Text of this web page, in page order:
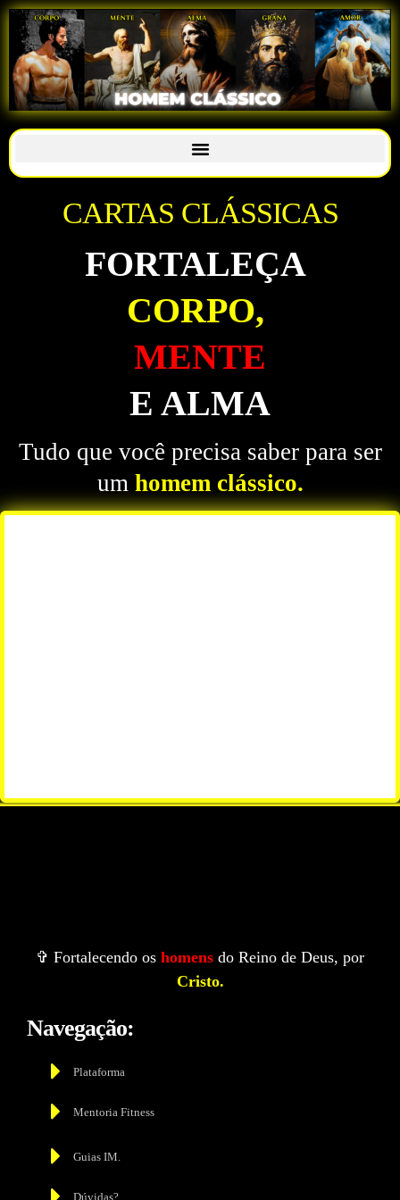
CARTAS CLÁSSICAS
FORTALEÇA
CORPO,
MENTE
E ALMA
Tudo que você precisa saber para ser
um homem clássico.
✞ Fortalecendo os homens do Reino de Deus, por
Cristo.
Navegação:
Plataforma
Mentoria Fitness
Guias IM.
Dúvidas?